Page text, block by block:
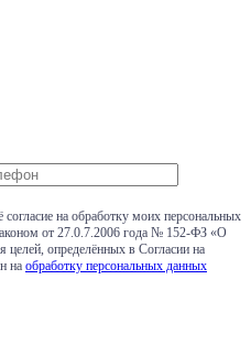
на обработку моих персональных
от 27.0.7.2006 года № 152-ФЗ «О
целей, определённых в Согласии на
на обработку персональных данных